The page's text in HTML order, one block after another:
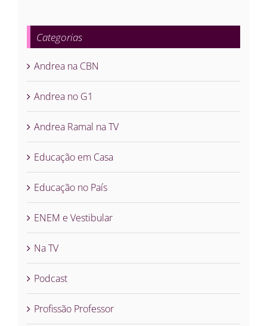
Categorias
Andrea na CBN
Andrea no G1
Andrea Ramal na TV
Educação em Casa
Educação no País
ENEM e Vestibular
Na TV
Podcast
Profissão Professor